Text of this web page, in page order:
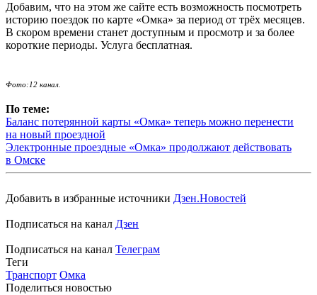
Добавим, что на этом же сайте есть возможность посмотреть
историю поездок по карте «Омка» за период от трёх месяцев.
В скором времени станет доступным и просмотр и за более
короткие периоды. Услуга бесплатная.
Фото:12 канал.
По теме:
Баланс потерянной карты «Омка» теперь можно перенести
на новый проездной
Электронные проездные «Омка» продолжают действовать
в Омске
Добавить в избранные источники Дзен.Новостей
Подписаться на канал Дзен
Подписаться на канал Телеграм
Теги
Транспорт Омка
Поделиться новостью